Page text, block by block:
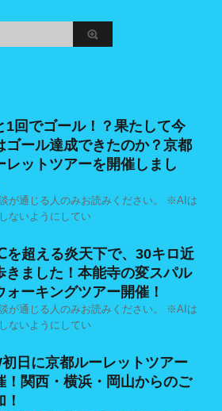
1回でゴール！？果たして今
ゴール達成できたのか？京都
レットツアーを開催しまし
が通じる人のみお読みください。 ※AIは
ないようにしてい
超える炎天下で、30キロ近
きました！本能寺の変スパル
ォーキングツアー開催！
が通じる人のみお読みください。 ※AIは
ないようにしてい
日に京都ルーレットツアー
！関西・横浜・岡山からのご